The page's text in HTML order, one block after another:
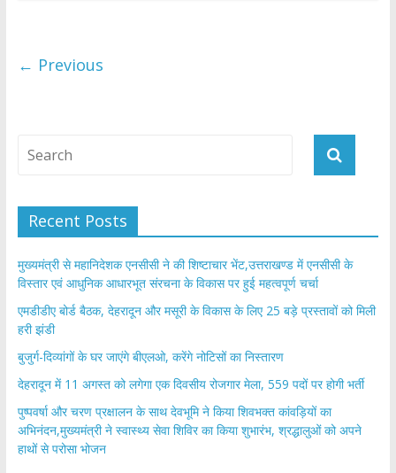
o
← Previous
Recent Posts
मुख्यमंत्री से महानिदेशक एनसीसी ने की शिष्टाचार भेंट,उत्तराखण्ड में एनसीसी के
विस्तार एवं आधुनिक आधारभूत संरचना के विकास पर हुई महत्वपूर्ण चर्चा
एमडीडीए बोर्ड बैठक, देहरादून और मसूरी के विकास के लिए 25 बड़े प्रस्तावों को मिली
हरी झंडी
बुजुर्ग-दिव्यांगों के घर जाएंगे बीएलओ, करेंगे नोटिसों का निस्तारण
​देहरादून में 11 अगस्त को लगेगा एक दिवसीय रोजगार मेला, 559 पदों पर होगी भर्ती
पुष्पवर्षा और चरण प्रक्षालन के साथ देवभूमि ने किया शिवभक्त कांवड़ियों का
अभिनंदन,मुख्यमंत्री ने स्वास्थ्य सेवा शिविर का किया शुभारंभ, श्रद्धालुओं को अपने
हाथों से परोसा भोजन